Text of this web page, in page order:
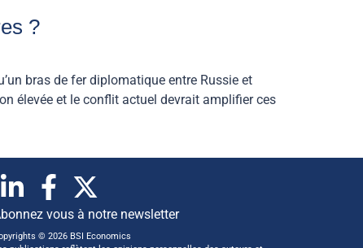
?
bras de fer diplomatique entre Russie et
élevée et le conflit actuel devrait amplifier ces
vous à notre newsletter
© 2026 BSI Economics